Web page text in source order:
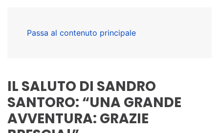
Passa al contenuto principale
IL SALUTO DI SANDRO
SANTORO: “UNA GRANDE
AVVENTURA: GRAZIE